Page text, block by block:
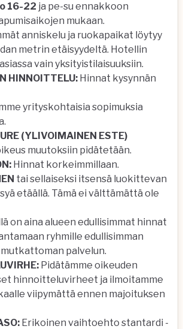
16-22 ja pe-su ennakkoon
mukaan.
anniskelu ja ruokapaikat löytyy
metrin etäisyydeltä. Hotellin
vain yksityistilaisuuksiin.
HINNOITTELU: Hinnat kysynnän
yrityskohtaisia sopimuksia
(YLIVOIMAINEN ESTE)
muutoksiin pidätetään.
Hinnat korkeimmillaan.
tai sellaiseksi itsensä luokittevan
etäällä. Tämä ei välttämättä ole
on aina alueen edullisimmat hinnat
ryhmille edullisimman
palvelun.
Pidätämme oikeuden
hinnoitteluvirheet ja ilmoitamme
viipymättä ennen majoituksen
Erikoinen vaihtoehto stantardi -